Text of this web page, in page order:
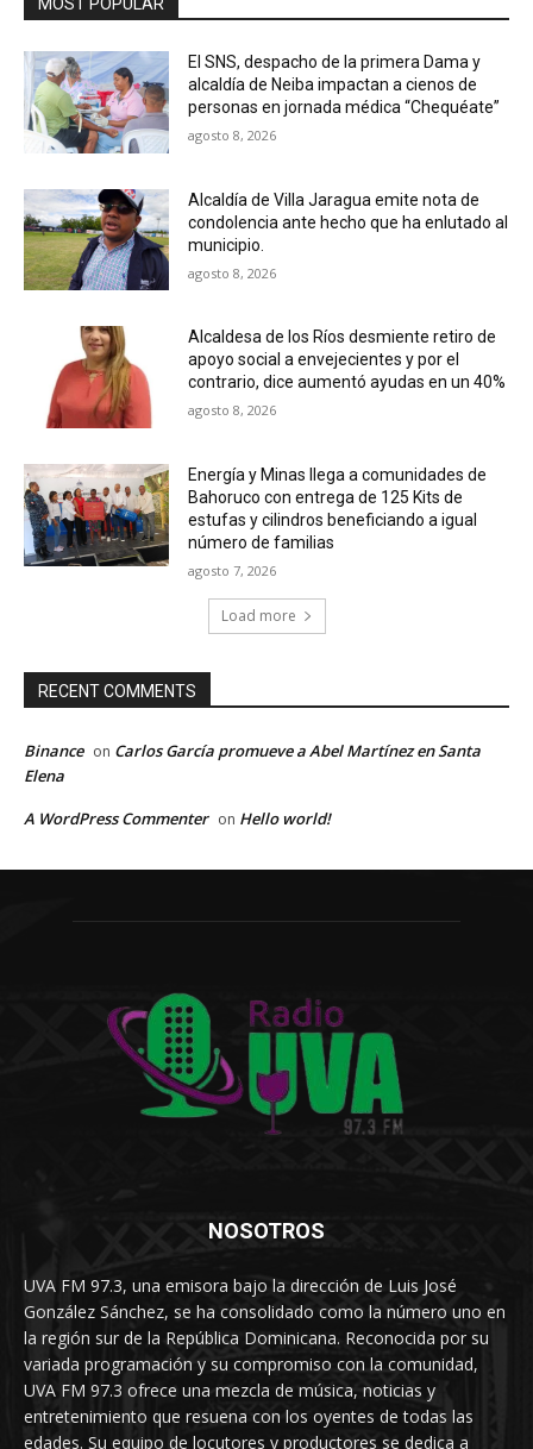
El SNS, despacho de la primera Dama y
alcaldía de Neiba impactan a cienos de
personas en jornada médica “Chequéate”
agosto 8, 2026
Alcaldía de Villa Jaragua emite nota de
condolencia ante hecho que ha enlutado al
municipio.
agosto 8, 2026
Alcaldesa de los Ríos desmiente retiro de
apoyo social a envejecientes y por el
contrario, dice aumentó ayudas en un 40%
agosto 8, 2026
Energía y Minas llega a comunidades de
Bahoruco con entrega de 125 Kits de
estufas y cilindros beneficiando a igual
número de familias
agosto 7, 2026
Load more
RECENT COMMENTS
Binance on Carlos García promueve a Abel Martínez en Santa
Elena
A WordPress Commenter on Hello world!
NOSOTROS
UVA FM 97.3, una emisora bajo la dirección de Luis José
González Sánchez, se ha consolidado como la número uno en
la región sur de la República Dominicana. Reconocida por su
variada programación y su compromiso con la comunidad,
UVA FM 97.3 ofrece una mezcla de música, noticias y
entretenimiento que resuena con los oyentes de todas las
edades. Su equipo de locutores y productores se dedica a